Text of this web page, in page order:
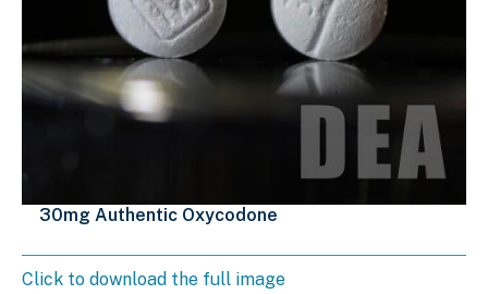
30mg Authentic Oxycodone
Click to download the full image